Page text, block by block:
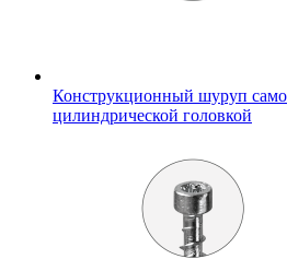
Конструкционный шуруп
цилиндрической головкой